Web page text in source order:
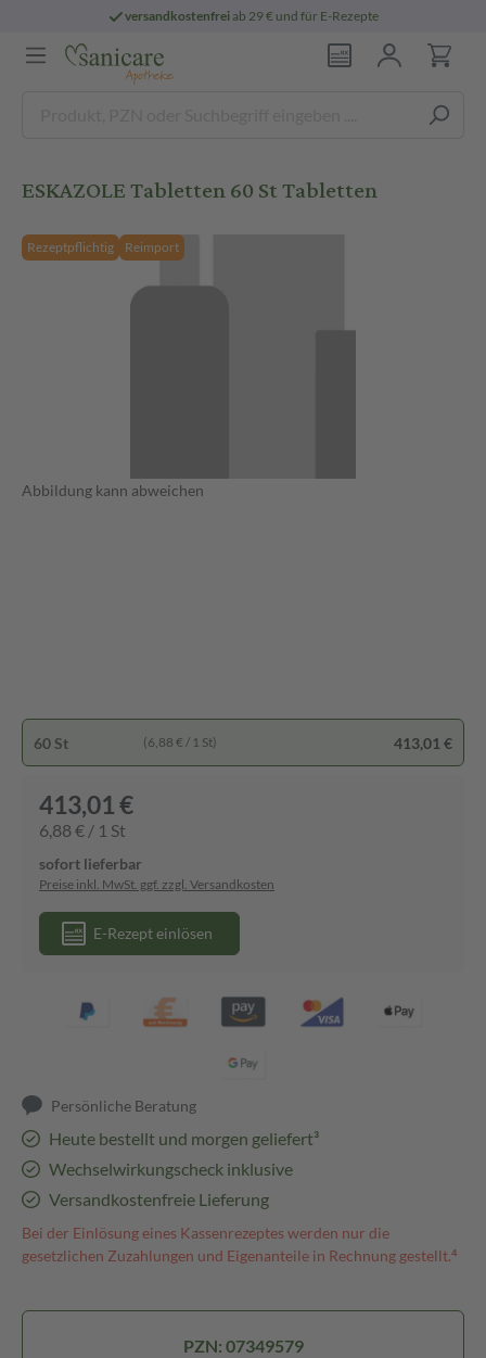
versandkostenfreiab 29 € und für E-Rezepte
ESKAZOLE Tabletten 60 St Tabletten
Rezeptpflichtig Reimport
Abbildung kann abweichen
60 St (6,88 € / 1 St) 413,01 €
413,01 €
6,88 € / 1 St
sofort lieferbar
Preise inkl. MwSt. ggf. zzgl. Versandkosten
E-Rezept einlösen
Persönliche Beratung
Heute bestellt und morgen geliefert³
Wechselwirkungscheck inklusive
Versandkostenfreie Lieferung
Bei der Einlösung eines Kassenrezeptes werden nur die
gesetzlichen Zuzahlungen und Eigenanteile in Rechnung gestellt.⁴
PZN: 07349579